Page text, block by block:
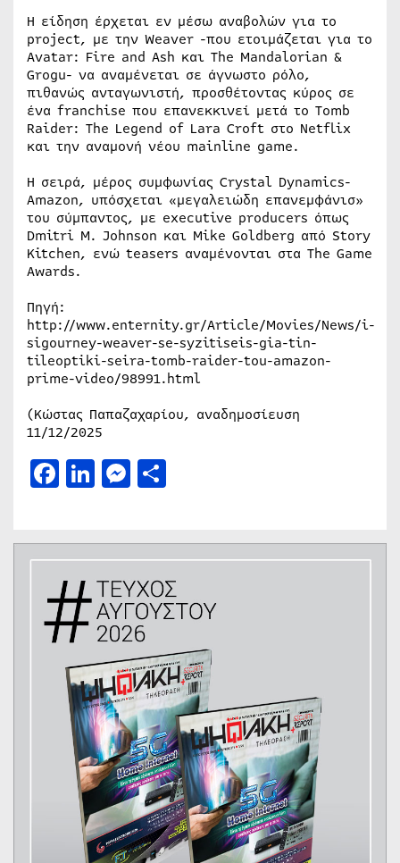
Η είδηση έρχεται εν μέσω αναβολών για το
project, με την Weaver -που ετοιμάζεται για το
Avatar: Fire and Ash και The Mandalorian &
Grogu- να αναμένεται σε άγνωστο ρόλο,
πιθανώς ανταγωνιστή, προσθέτοντας κύρος σε
ένα franchise που επανεκκινεί μετά το Tomb
Raider: The Legend of Lara Croft στο Netflix
και την αναμονή νέου mainline game.
Η σειρά, μέρος συμφωνίας Crystal Dynamics-
Amazon, υπόσχεται «μεγαλειώδη επανεμφάνισ»
του σύμπαντος, με executive producers όπως
Dmitri M. Johnson και Mike Goldberg από Story
Kitchen, ενώ teasers αναμένονται στα The Game
Awards.
Πηγή:
http://www.enternity.gr/Article/Movies/News/i-
sigourney-weaver-se-syzitiseis-gia-tin-
tileoptiki-seira-tomb-raider-tou-amazon-
prime-video/98991.html
(Κώστας Παπαζαχαρίου, αναδημοσίευση
11/12/2025
Facebook
LinkedIn
Messenger